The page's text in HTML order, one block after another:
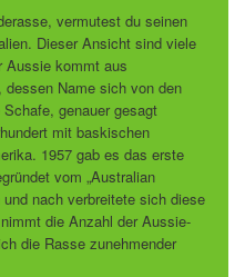
vermutest du seinen
Dieser Ansicht sind viele
Aussie kommt aus
dessen Name sich von den
genauer gesagt
mit baskischen
1957 gab es das erste
vom „Australian
nach verbreitete sich diese
die Anzahl der Aussie-
die Rasse zunehmender